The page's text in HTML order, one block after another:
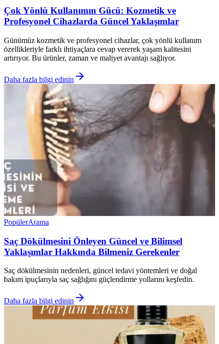
Çok Yönlü Kullanımın Gücü: Kozmetik ve
Profesyonel Cihazlarda Güncel Yaklaşımlar
Günümüz kozmetik ve profesyonel cihazlar, çok yönlü kullanım
özellikleriyle farklı ihtiyaçlara cevap vererek yaşam kalitesini
artırıyor. Bu ürünler, zaman ve maliyet avantajı sağlıyor.
Daha fazla bilgi edinin
PopülerArama
Saç Dökülmesini Önleyen Güncel ve Bilimsel
Yaklaşımlar Hakkında Bilmeniz Gerekenler
Saç dökülmesinin nedenleri, güncel tedavi yöntemleri ve doğal
bakım ipuçlarıyla saç sağlığını güçlendirme yollarını keşfedin.
Daha fazla bilgi edinin